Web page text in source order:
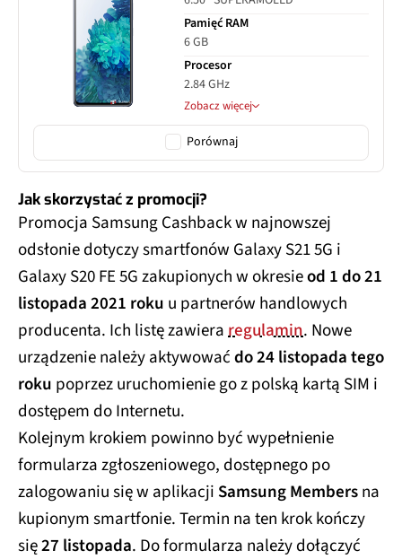
Pamięć RAM
6 GB
Procesor
2.84 GHz
Zobacz więcej
Porównaj
Jak skorzystać z promocji?
Promocja Samsung Cashback w najnowszej
odsłonie dotyczy smartfonów Galaxy S21 5G i
Galaxy S20 FE 5G zakupionych w okresieod 1 do 21
listopada 2021 roku u partnerów handlowych
producenta. Ich listę zawieraregulamin. Nowe
urządzenie należy aktywowaćdo 24 listopada tego
roku poprzez uruchomienie go z polską kartą SIM i
dostępem do Internetu.
Kolejnym krokiem powinno być wypełnienie
formularza zgłoszeniowego, dostępnego po
zalogowaniu się w aplikacji Samsung Membersna
kupionym smartfonie. Termin na ten krok kończy
się27 listopada. Do formularza należy dołączyć